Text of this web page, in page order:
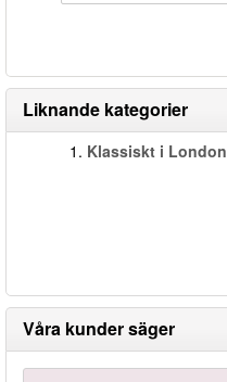
Liknande kategorier
1. Klassiskt i London
Våra kunder säger